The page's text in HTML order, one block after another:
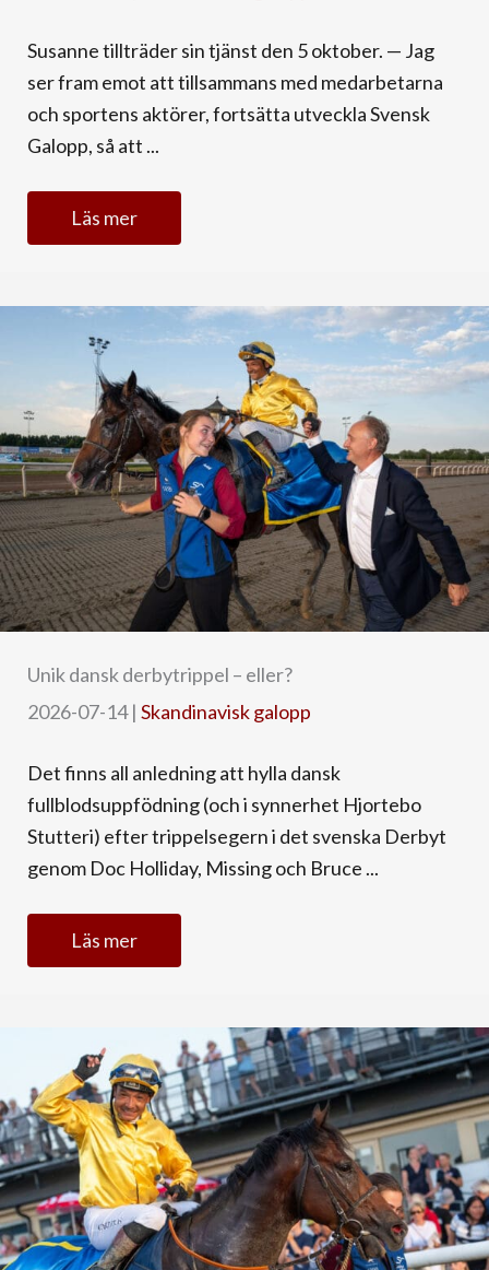
Susanne tillträder sin tjänst den 5 oktober. — Jag
ser fram emot att tillsammans med medarbetarna
och sportens aktörer, fortsätta utveckla Svensk
Galopp, så att ...
Läs mer
Unik dansk derbytrippel – eller?
2026-07-14| Skandinavisk galopp
Det finns all anledning att hylla dansk
fullblodsuppfödning (och i synnerhet Hjortebo
Stutteri) efter trippelsegern i det svenska Derbyt
genom Doc Holliday, Missing och Bruce ...
Läs mer